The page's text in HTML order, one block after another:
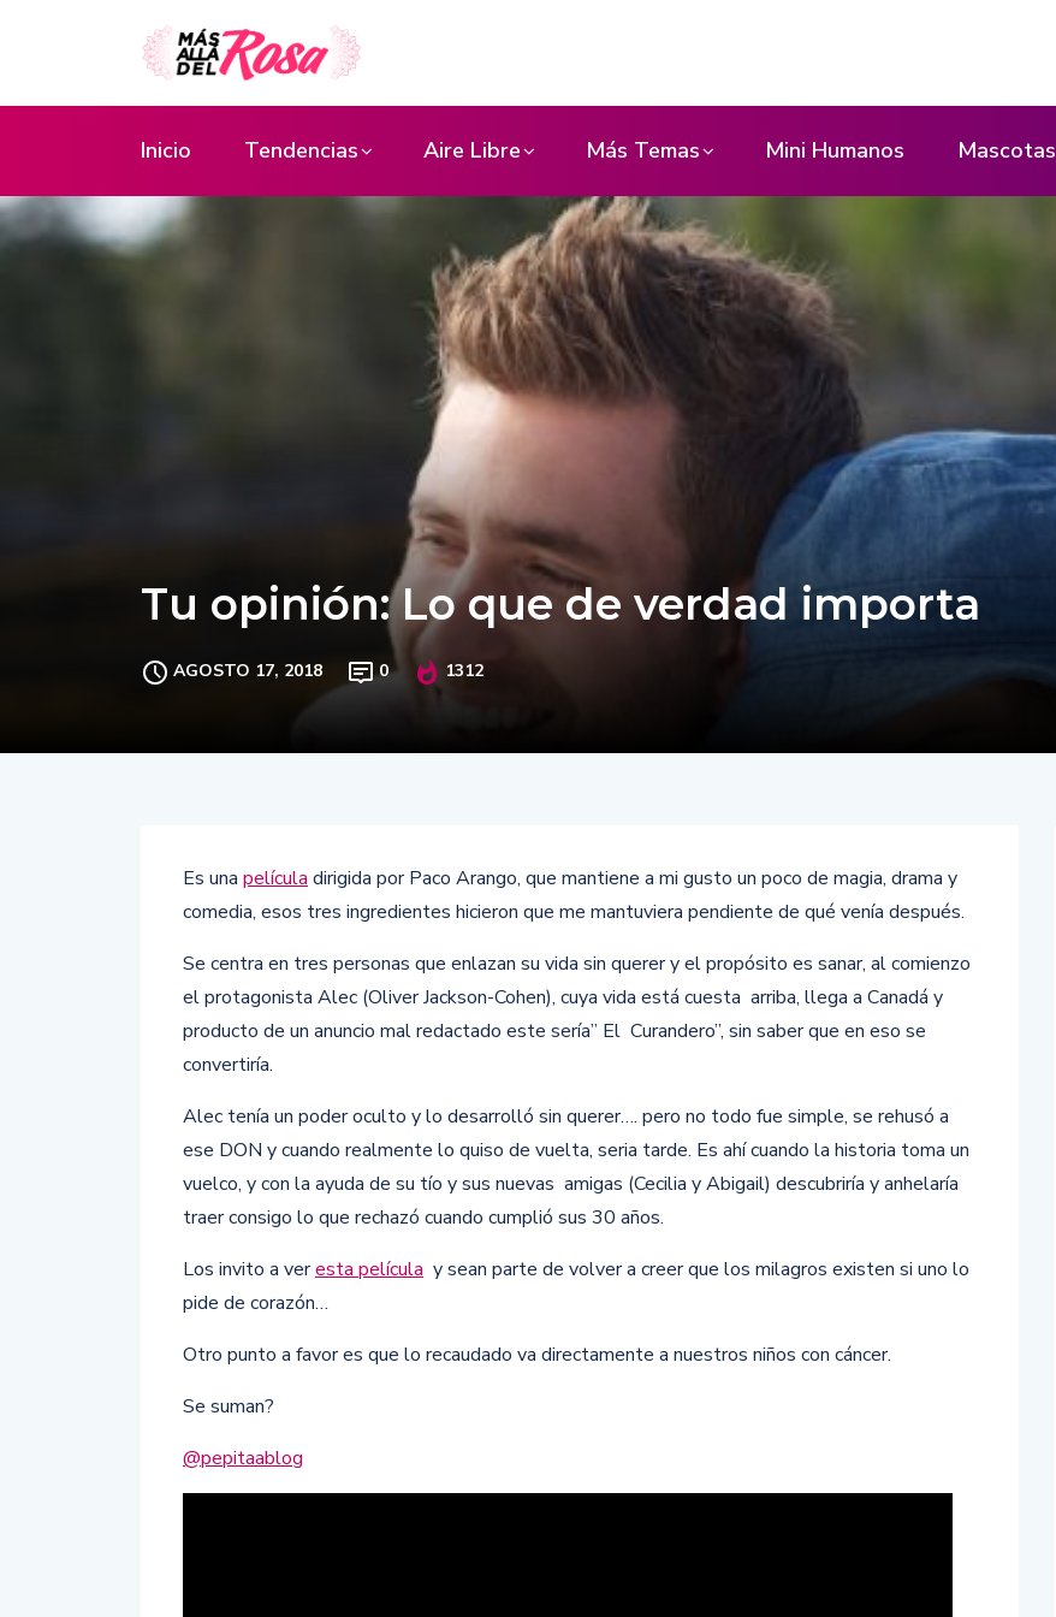
Inicio Tendencias Aire Libre Más Temas Mini Humanos Mascotas
Tu opinión: Lo que de verdad importa
AGOSTO 17, 2018 0 1312
Es una película dirigida por Paco Arango, que mantiene a mi gusto un poco de magia, drama y
comedia, esos tres ingredientes hicieron que me mantuviera pendiente de qué venía después.
Se centra en tres personas que enlazan su vida sin querer y el propósito es sanar, al comienzo
el protagonista Alec (Oliver Jackson-Cohen), cuya vida está cuesta arriba, llega a Canadá y
producto de un anuncio mal redactado este sería” El Curandero”, sin saber que en eso se
convertiría.
Alec tenía un poder oculto y lo desarrolló sin querer…. pero no todo fue simple, se rehusó a
ese DON y cuando realmente lo quiso de vuelta, seria tarde. Es ahí cuando la historia toma un
vuelco, y con la ayuda de su tío y sus nuevas amigas (Cecilia y Abigail) descubriría y anhelaría
traer consigo lo que rechazó cuando cumplió sus 30 años.
Los invito a veresta película y sean parte de volver a creer que los milagros existen si uno lo
pide de corazón…
Otro punto a favor es que lo recaudado va directamente a nuestros niños con cáncer.
Se suman?
@pepitaablog